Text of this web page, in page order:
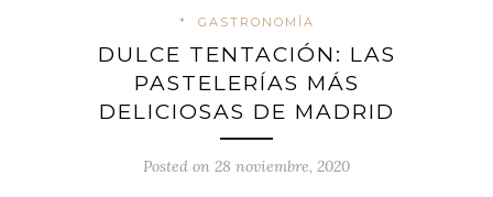
* GASTRONOMÍA
DULCE TENTACIÓN: LAS
PASTELERÍAS MÁS
DELICIOSAS DE MADRID
Posted on 28 noviembre, 2020